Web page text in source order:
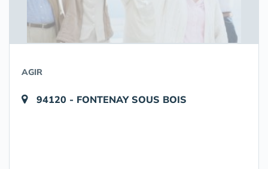
AGIR
94120 - FONTENAY SOUS BOIS